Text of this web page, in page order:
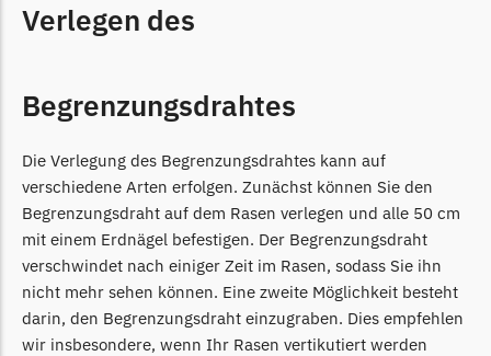
Wolf-Garten Messer
Yardforce
Begrenzungsdraht
Zoef Robot
Zoef Robot Messer
Begrenzungsdraht
Verlegen des
Begrenzungsdrahtes
Die Verlegung des Begrenzungsdrahtes kann auf
verschiedene Arten erfolgen. Zunächst können Sie den
Begrenzungsdraht auf dem Rasen verlegen und alle 50 cm
mit einem Erdnägel befestigen. Der Begrenzungsdraht
verschwindet nach einiger Zeit im Rasen, sodass Sie ihn
nicht mehr sehen können. Eine zweite Möglichkeit besteht
darin, den Begrenzungsdraht einzugraben. Dies empfehlen
wir insbesondere, wenn Ihr Rasen vertikutiert werden